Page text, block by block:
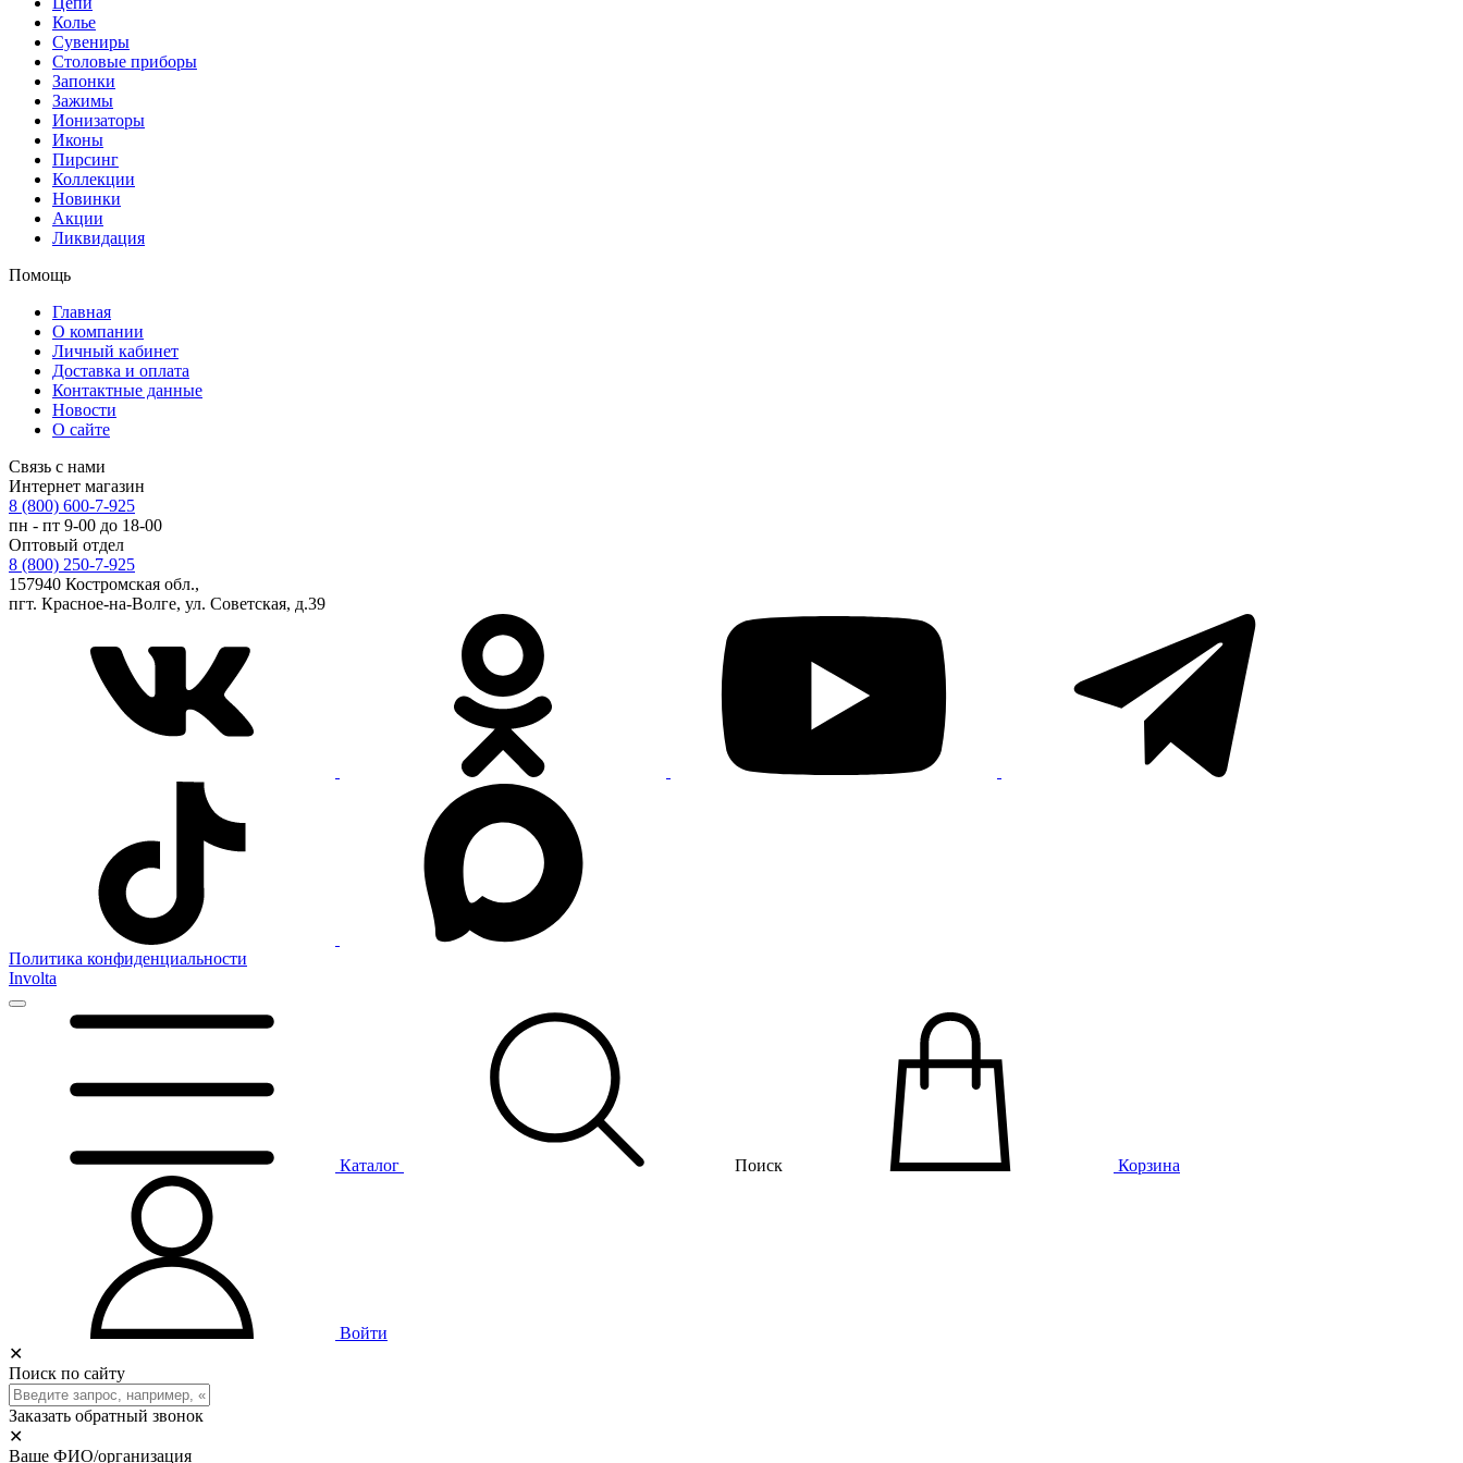
Колье
Сувениры
Столовые приборы
Запонки
Зажимы
Ионизаторы
Иконы
Пирсинг
Коллекции
Новинки
Акции
Ликвидация
Помощь
Главная
О компании
Личный кабинет
Доставка и оплата
Контактные данные
Новости
О сайте
Связь с нами
Интернет магазин
8 (800) 600-7-925
пн - пт 9-00 до 18-00
Оптовый отдел
8 (800) 250-7-925
157940 Костромская обл.,
пгт. Красное-на-Волге, ул. Советская, д.39
Политика конфиденциальности
Involta
Каталог Поиск Корзина
Войти
✕
Поиск по сайту
Заказать обратный звонок
✕
Ваше ФИО/организация